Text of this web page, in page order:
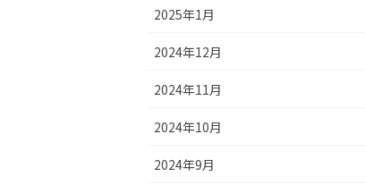
2025年1月
2024年12月
2024年11月
2024年10月
2024年9月